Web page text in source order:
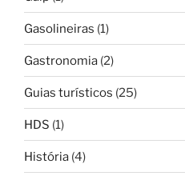
Gasolineiras (1)
Gastronomia (2)
Guias turísticos (25)
HDS (1)
História (4)